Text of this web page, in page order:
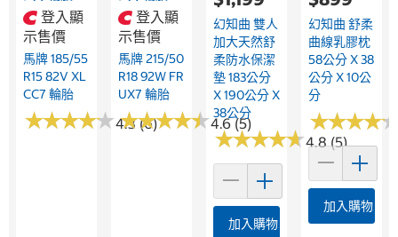
登入顯
示售價
馬牌 185/55
R15 82V XL
CC7 輪胎
★★★★★
★★★★★4.3 (6)
登入顯
示售價
馬牌 215/50
R18 92W FR
UX7 輪胎
★★★★★
★★★★★4.6 (5)
幻知曲 雙人
加大天然舒
柔防水保潔
墊 183公分
X 190公分 X
38公分
★★★★★
★★★★★4.8 (5)
加入購物車
幻知曲 舒柔
曲線乳膠枕
58公分 X 38
公分 X 10公
分
★★★★
★★★★
加入購物車